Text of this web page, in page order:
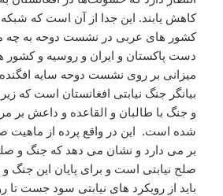
کاهش یابند. این جدا از آن است که
کشور های عربی در نشست دوحه به چه
دست پاکستان و ایران و روسیه و کشور
میزانی بر روی نشست دوحه سایه
بیانگر جنگ نیابتی افغانستان است که زیر
و جنگ با طالبان و القاعده و داعش بر
شده است. این در واقع پرده از ماهیت
بر می دارد و نشان می دهد که جنگ و
صلح نیابتی است و برای پایان این جنگ
باید از رویکرد های نیابتی سود جست تا